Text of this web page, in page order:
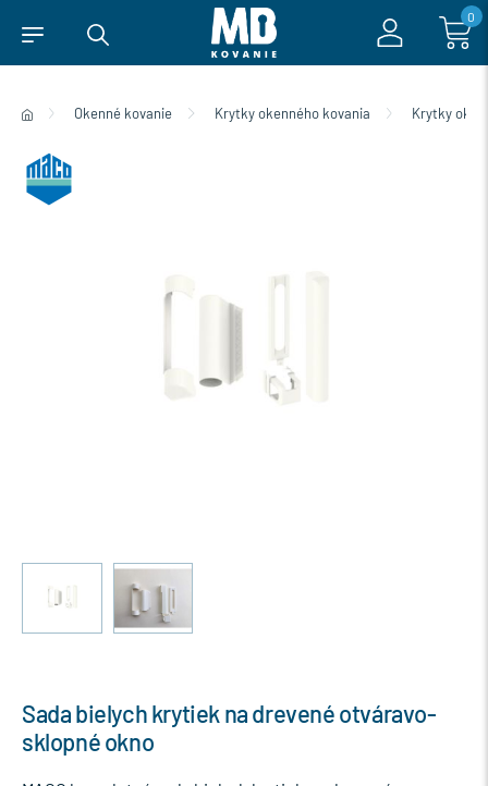
0
Okenné kovanie Krytky okenného kovania Krytky
Sada bielych krytiek na drevené otváravo-
sklopné okno